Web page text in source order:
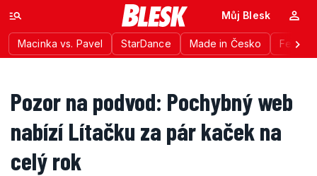
Macinka vs. Pavel StarDance Made in Česko
Můj Blesk
Pozor na podvod: Pochybný web
nabízí Lítačku za pár kaček na
celý rok